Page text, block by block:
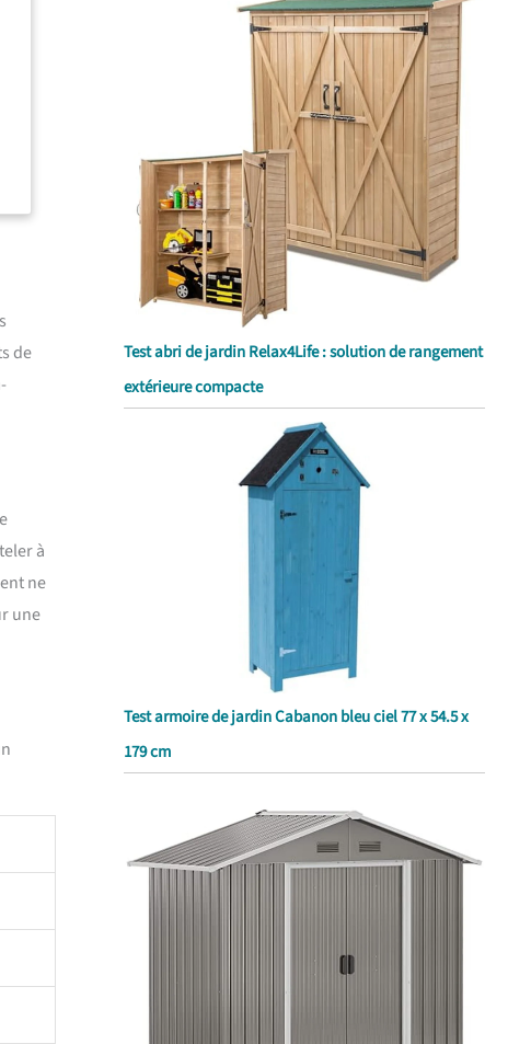
de
à
ne
une
Test abri de jardin Relax4Life : solution de rangement
extérieure compacte
Test armoire de jardin Cabanon bleu ciel 77 x 54.5 x
179 cm